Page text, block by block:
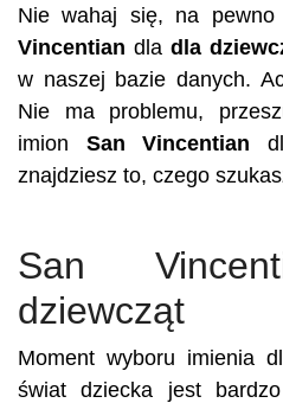
Nie wahaj się, na pewno
Vincentian dla dla
w naszej bazie danych.
Nie ma problemu,
imion San Vincentian
znajdziesz to, czego
San
dziewcząt
Moment wyboru imienia
świat dziecka jest